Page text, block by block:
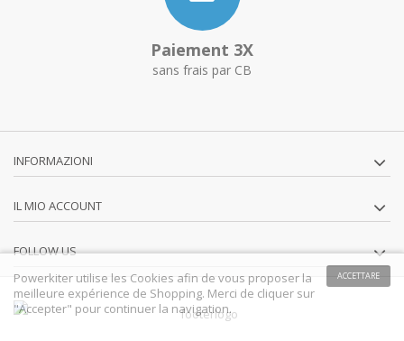
Paiement 3X
sans frais par CB
INFORMAZIONI
IL MIO ACCOUNT
FOLLOW US
ACCETTARE
Powerkiter utilise les Cookies afin de vous proposer la
meilleure expérience de Shopping. Merci de cliquer sur
"Accepter" pour continuer la navigation.